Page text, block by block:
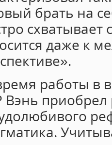
брать на
схватывает
даже к
работы в
Вэнь приобрел